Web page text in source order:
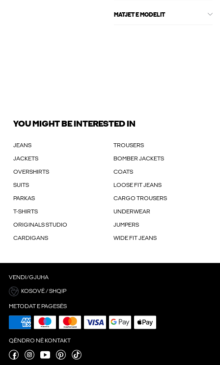
MATJET E MODELIT
YOU MIGHT BE INTERESTED IN
JEANS TROUSERS
JACKETS BOMBER JACKETS
OVERSHIRTS COATS
SUITS LOOSE FIT JEANS
PARKAS CARGO TROUSERS
T-SHIRTS UNDERWEAR
ORIGINALS STUDIO JUMPERS
CARDIGANS WIDE FIT JEANS
VENDI/GJUHA
KOSOVË / SHQIP
METODAT E PAGESËS
QËNDRO NË KONTAKT